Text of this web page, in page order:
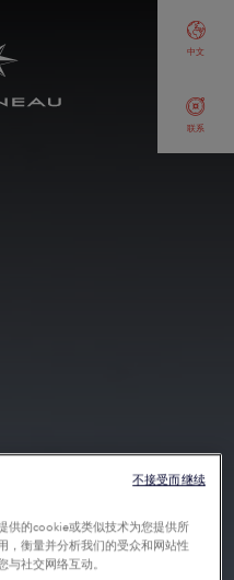
联系
中文
供的cookie或类似技术为您提供所
，衡量并分析我们的受众和网站性
社交网络互动。
不接受而继续